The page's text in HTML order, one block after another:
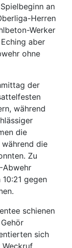
an
Herren
Werker
aber
ohne
der
während
die
die
Zu
Abwehr
gegen
schienen
sich